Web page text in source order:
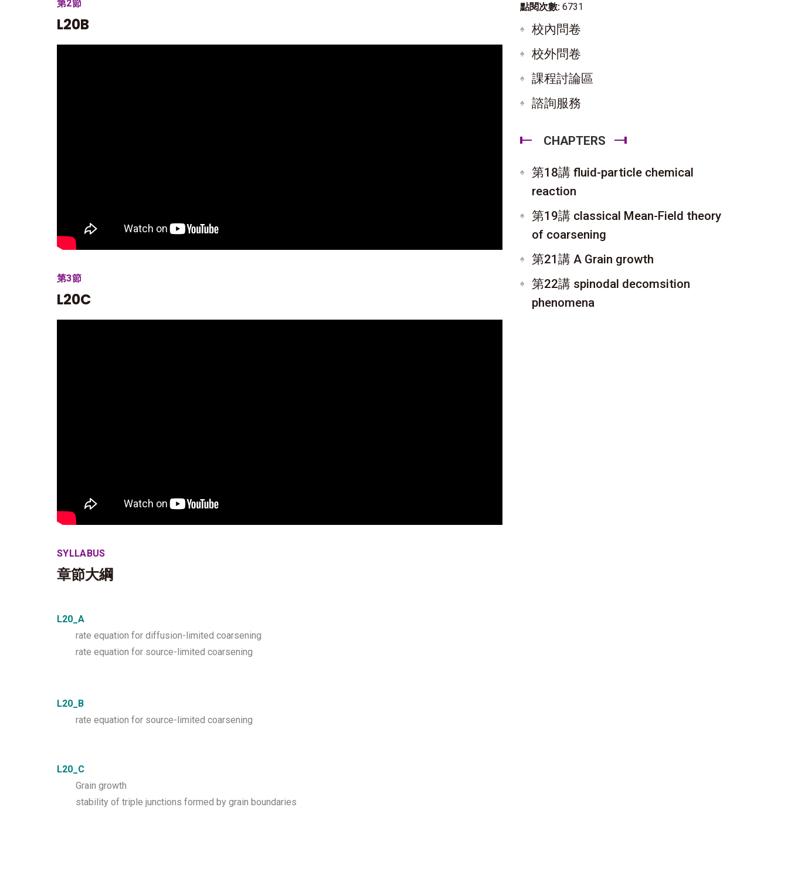
第2節
L20B
第3節
L20C
SYLLABUS
章節大綱
L20_A
rate equation for diffusion-limited coarsening
rate equation for source-limited coarsening
L20_B
rate equation for source-limited coarsening
L20_C
Grain growth
stability of triple junctions formed by grain boundaries
點閱次數: 6731
校內問卷
校外問卷
課程討論區
諮詢服務
CHAPTERS
第18講 fluid-particle chemical
reaction
第19講 classical Mean-Field theory
of coarsening
第21講 A Grain growth
第22講 spinodal decomsition
phenomena